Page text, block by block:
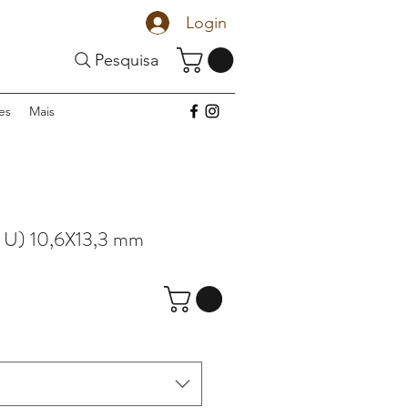
Login
Pesquisa
Mais
10,6X13,3 mm